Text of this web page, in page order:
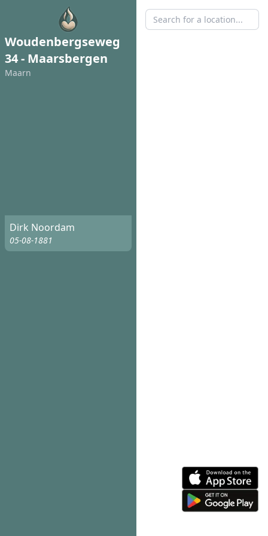
Woudenbergseweg
34 - Maarsbergen
Maarn
Dirk Noordam
05-08-1881